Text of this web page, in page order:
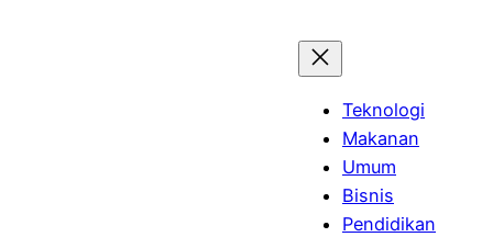
Teknologi
Makanan
Umum
Bisnis
Pendidikan